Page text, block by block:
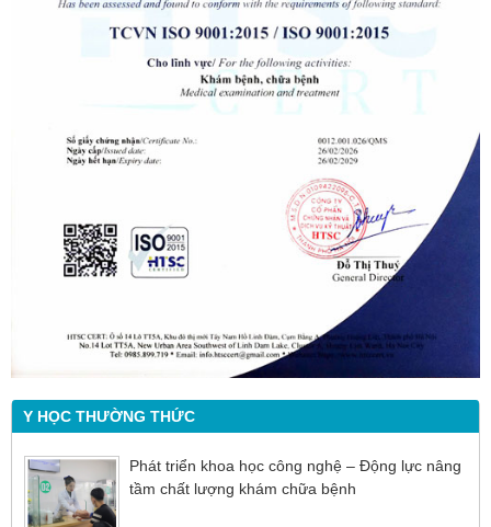
Y HỌC THƯỜNG THỨC
Phát triển khoa học công nghệ – Động lực nâng
tầm chất lượng khám chữa bệnh